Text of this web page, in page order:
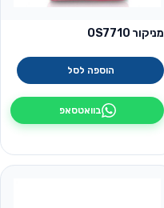
מניקור OS7710
הוספה לסל
בוואטסאפ